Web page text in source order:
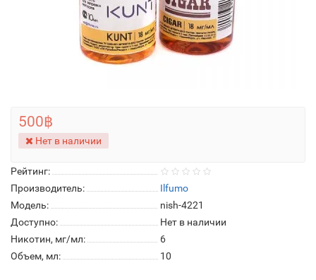
Рейтинг:
Производитель:
Ilfumo
Модель:
nish-4221
Доступно:
Нет в наличии
Никотин, мг/мл:
6
Объем, мл:
10
500฿
Нет в наличии